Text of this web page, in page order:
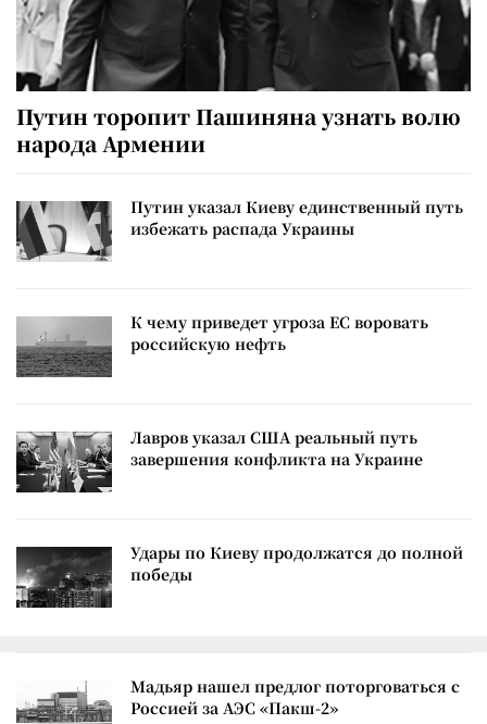
Путин торопит Пашиняна узнать волю
народа Армении
Путин указал Киеву единственный путь
избежать распада Украины
К чему приведет угроза ЕС воровать
российскую нефть
Лавров указал США реальный путь
завершения конфликта на Украине
Удары по Киеву продолжатся до полной
победы
Мадьяр нашел предлог поторговаться с
Россией за АЭС «Пакш-2»